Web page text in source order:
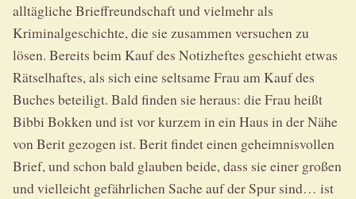
alltägliche Brieffreundschaft und vielmehr als
Kriminalgeschichte, die sie zusammen versuchen zu
lösen. Bereits beim Kauf des Notizheftes geschieht etwas
Rätselhaftes, als sich eine seltsame Frau am Kauf des
Buches beteiligt. Bald finden sie heraus: die Frau heißt
Bibbi Bokken und ist vor kurzem in ein Haus in der Nähe
von Berit gezogen ist. Berit findet einen geheimnisvollen
Brief, und schon bald glauben beide, dass sie einer großen
und vielleicht gefährlichen Sache auf der Spur sind… ist